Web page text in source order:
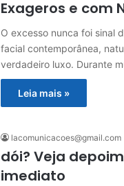
Exageros e com
O excesso nunca foi sinal
facial contemporânea,
verdadeiro luxo. Durante
Leia mais »
lacomunicacoes@gmail.com
dói? Veja
imediato